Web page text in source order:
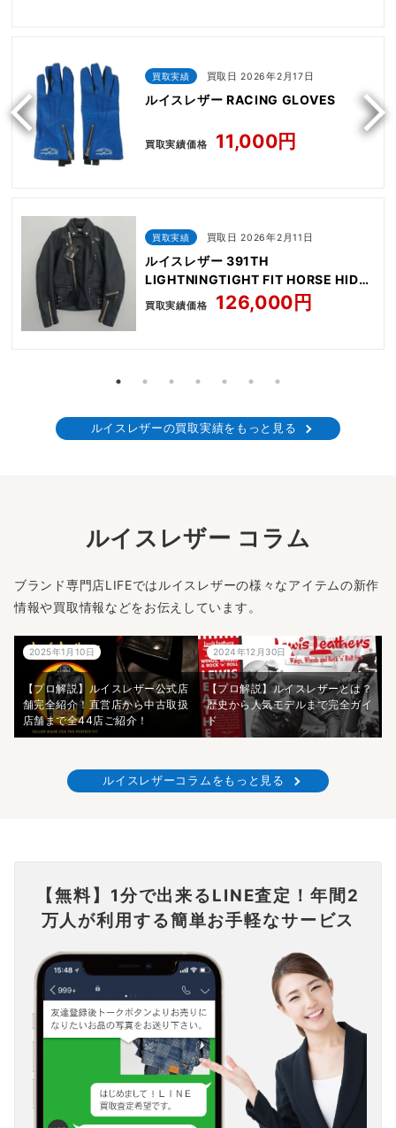
買取実績 買取日 2026年2月17日
ルイスレザー RACING GLOVES
買取実績価格 11,000円
買取実績 買取日 2026年2月11日
ルイスレザー 391TH
LIGHTNINGTIGHT FIT HORSE HIDE
NAVY
買取実績価格 126,000円
ルイスレザーの買取実績をもっと見る
ルイスレザー コラム
ブランド専門店LIFEではルイスレザーの様々なアイテムの新作
情報や買取情報などをお伝えしています。
【プロ解説】ルイスレザー公式店
舗完全紹介！直営店から中古取扱
店舗まで全44店ご紹介！
2025年1月10日
【プロ解説】ルイスレザーとは？
歴史から人気モデルまで完全ガイ
ド
2024年12月30日
ルイスレザーコラムをもっと見る
【無料】1分で出来るLINE査定！年間2
万人が利用する簡単お手軽なサービス